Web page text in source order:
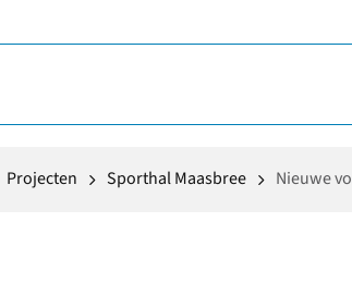
Projecten Sporthal Maasbree Nieuwe